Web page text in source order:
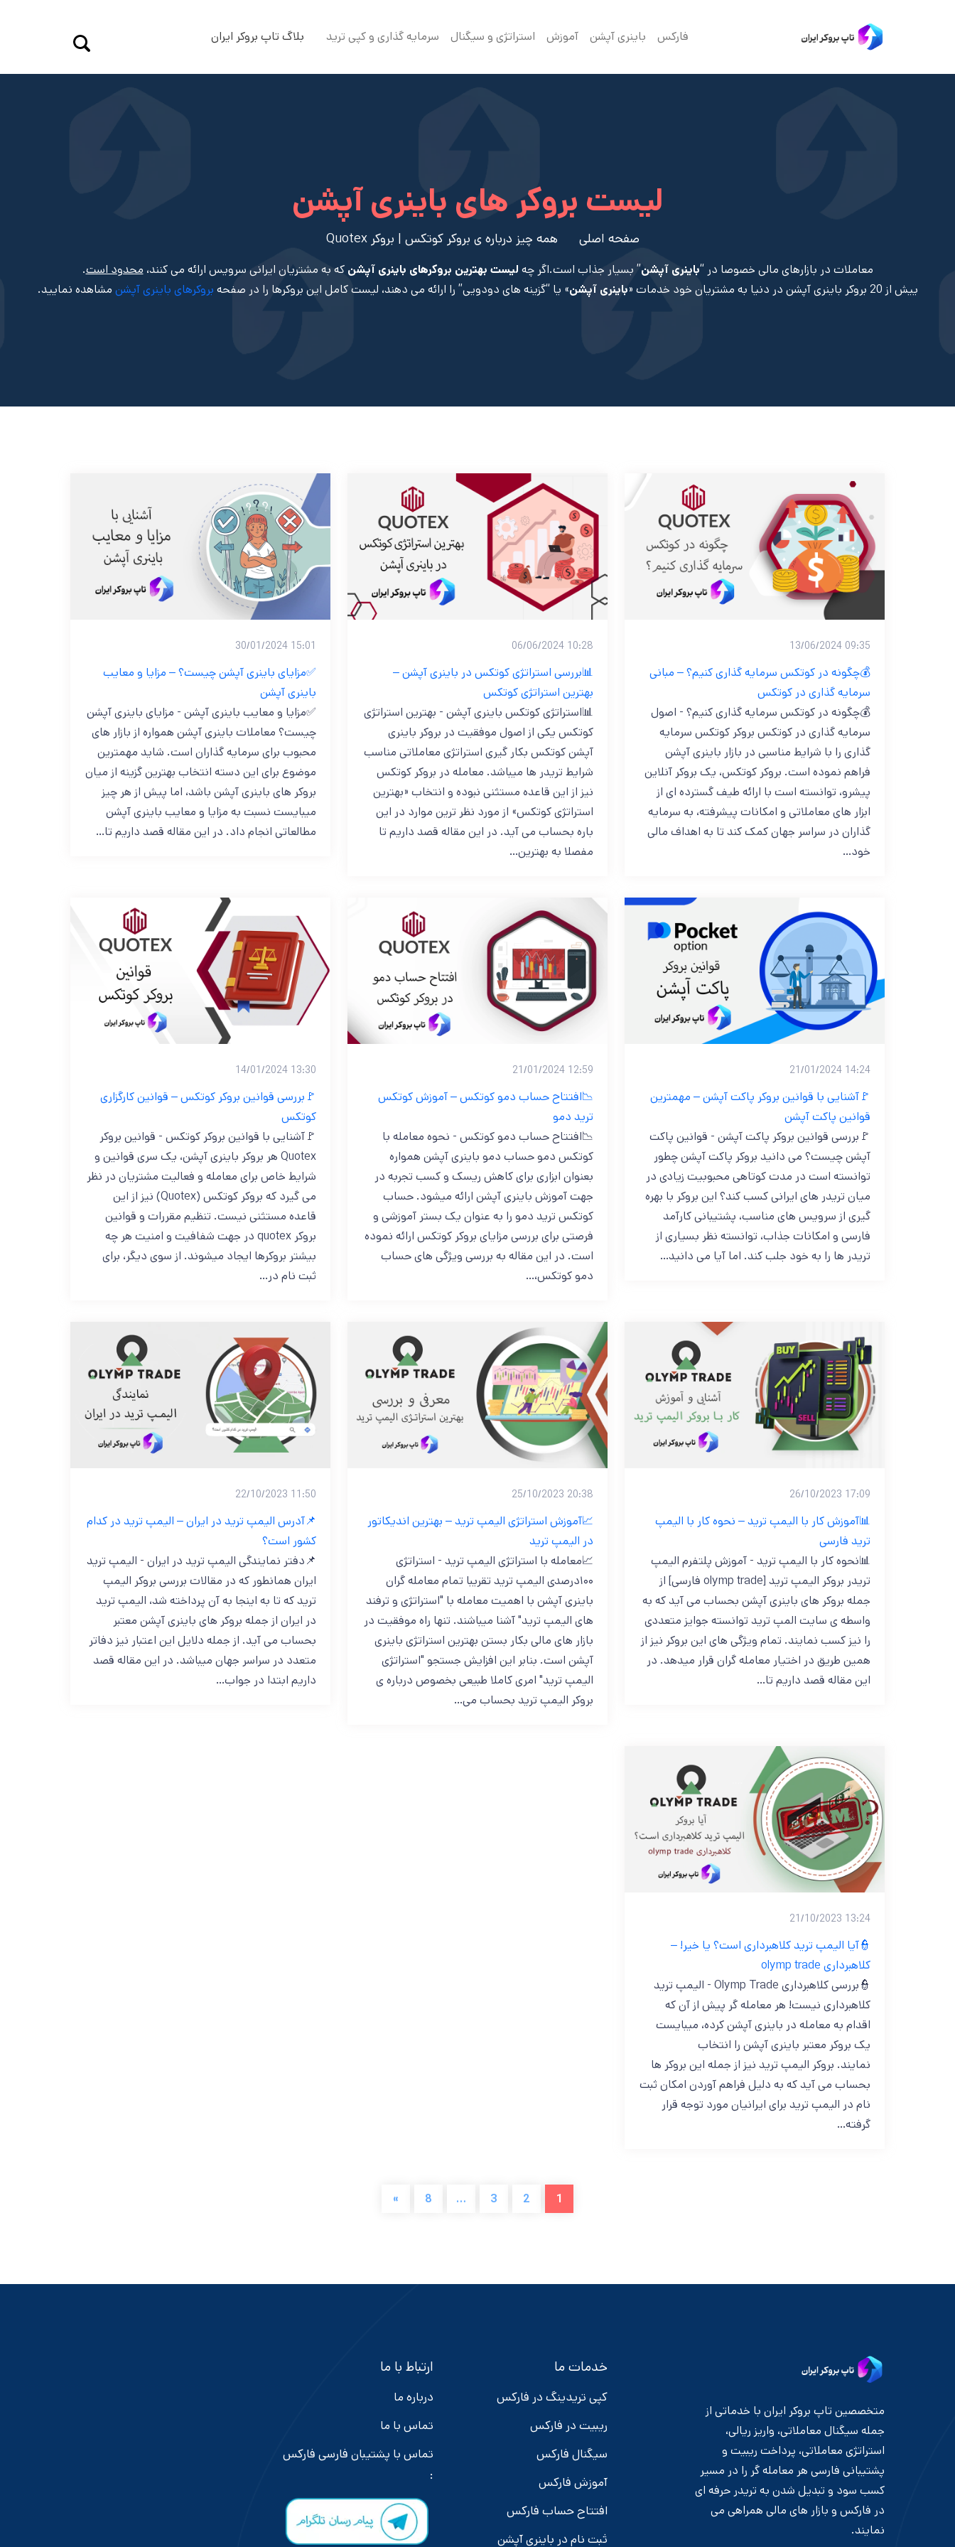
فارکس باینری آپشن آموزش استراتژی و سیگنال سرمایه گذاری و کپی ترید بلاگ تاپ بروکر ایران
لیست بروکر های باینری آپشن
صفحه اصلی همه چیز درباره ی بروکر کوتکس | بروکر Quotex
معاملات در بازارهای مالی خصوصا در “باینری آپشن” بسیار جذاب است.اگر چه لیست بهترین بروکرهای باینری آپشن که به مشتریان ایرانی سرویس ارائه می کنند،محدود است.
ییش از 20 بروکر باینری آپشن در دنیا به مشتریان خود خدمات «
باینری آپشن» یا “گزینه های دودویی” را ارائه می دهند، لیست کامل این بروکرها را در صفحه بروکرهای باینری آپشن مشاهده نمایید.
09:35 13/06/2024
💰چگونه در کوتکس سرمایه گذاری کنیم؟ – مبانی
سرمایه گذاری در کوتکس
💰چگونه در کوتکس سرمایه گذاری کنیم؟ - اصول
سرمایه گذاری در کوتکس بروکر کوتکس سرمایه
گذاری را با شرایط مناسبی در بازار باینری آپشن
فراهم نموده است. بروکر کوتکس، یک بروکر آنلاین
پیشرو، توانسته است با ارائه طیف گسترده ای از
ابزار های معاملاتی و امکانات پیشرفته، به سرمایه
گذاران در سراسر جهان کمک کند تا به اهداف مالی
خود…
10:28 06/06/2024
📊بررسی استراتژی کوتکس در باینری آپشن –
بهترین استراتژی کوتکس
📊استراتژی کوتکس باینری آپشن - بهترین استراتژی
کوتکس یکی از اصول موفقیت در بروکر باینری
آپشن کوتکس بکار گیری استراتژی معاملاتی مناسب
شرایط تریدر ها میباشد. معامله در بروکر کوتکس
نیز از این قاعده مستثنی نبوده و انتخاب «بهترین
استراتژی کوتکس» از مورد نظر ترین موارد در این
باره بحساب می آید. در این مقاله قصد داریم تا
مفصلا به بهترین…
15:01 30/01/2024
✅مزایای باینری آپشن چیست؟ – مزایا و معایب
باینری آپشن
✅مزایا و معایب باینری آپشن - مزایای باینری آپشن
چیست؟ معاملات باینری آپشن همواره از بازار های
محبوب برای سرمایه گذاران است. شاید مهمترین
موضوع برای این دسته انتخاب بهترین گزینه از میان
بروکر های باینری آپشن باشد، اما پیش از هر چیز
میبایست نسبت به مزایا و معایب باینری آپشن
مطالعاتی انجام داد. در این مقاله قصد داریم تا…
14:24 21/01/2024
🚩آشنایی با قوانین بروکر پاکت آپشن – مهمترین
قوانین پاکت آپشن
🚩بررسی قوانین بروکر پاکت آپشن - قوانین پاکت
آپشن چیست؟ می دانید بروکر پاکت آپشن چطور
توانسته است در مدت کوتاهی محبوبیت زیادی در
میان تریدر های ایرانی کسب کند؟ این بروکر با بهره
گیری از سرویس های مناسب، پشتیبانی کارآمد
فارسی و امکانات جذاب، توانسته نظر بسیاری از
تریدر ها را به خود جلب کند. اما آیا می دانید…
12:59 21/01/2024
📉افتتاح حساب دمو کوتکس – آموزش کوتکس
ترید دمو
📉افتتاح حساب دمو کوتکس - نحوه معامله با
کوتکس دمو حساب دمو باینری آپشن همواره
بعنوان ابزاری برای کاهش ریسک و کسب تجربه در
جهت آموزش باینری آپشن ارائه میشود. حساب
کوتکس ترید دمو را به عنوان یک بستر آموزشی و
فرصتی برای بررسی مزایای بروکر کوتکس ارائه نموده
است. در این مقاله به بررسی ویژگی های حساب
دمو کوتکس،…
13:30 14/01/2024
🚩بررسی قوانین بروکر کوتکس – قوانین کارگزاری
کوتکس
🚩آشنایی با قوانین بروکر کوتکس - قوانین بروکر
Quotex هر بروکر باینری آپشن، یک سری قوانین و
شرایط خاص برای معامله و فعالیت مشتریان در نظر
می گیرد که بروکر کوتکس (Quotex) نیز از این
قاعده مستثنی نیست. تنظیم مقررات و قوانین
بروکر quotex در جهت شفافیت و امنیت هر چه
بیشتر بروکرها ایجاد میشوند. از سوی دیگر، برای
ثبت نام در…
17:09 26/10/2023
📊آموزش کار با الیمپ ترید – نحوه کار با الیمپ
ترید فارسی
📊نحوه کار با الیمپ ترید - آموزش پلتفرم الیمپ
تریدر بروکر الیمپ ترید [olymp trade فارسی] از
جمله بروکر های باینری آپشن بحساب می آید که به
واسطه ی سایت المپ ترید توانسته جوایز متعددی
را نیز کسب نمایند. تمام ویژگی های این بروکر نیز از
همین طریق در اختیار معامله گران قرار میدهد. در
این مقاله قصد داریم تا…
20:38 25/10/2023
📈آموزش استراتژی الیمپ ترید – بهترین اندیکاتور
در الیمپ ترید
📈معامله با استراتژی الیمپ ترید - استراتژی
۱۰۰درصدی الیمپ ترید تقریبا تمام معامله گران
باینری آپشن با اهمیت معامله با "استراتژی و ترفند
های الیمپ ترید" آشنا میباشند. تنها راه موفقیت در
بازار های مالی بکار بستن بهترین استراتژی باینری
آپشن است. بنابر این افزایش جستجو "استراتژی
الیمپ ترید" امری کاملا طبیعی بخصوص درباره ی
بروکر الیمپ ترید بحساب می…
11:50 22/10/2023
📌آدرس الیمپ ترید در ایران – الیمپ ترید در کدام
کشور است؟
📌دفتر نمایندگی الیمپ ترید در ایران - الیمپ ترید
ایران همانطور که در مقالات بررسی بروکر الیمپ
ترید که تا به اینجا به آن پرداخته شد، الیمپ ترید
در ایران از جمله بروکر های باینری آپشن معتبر
بحساب می آید. از جمله دلایل این اعتبار نیز دفاتر
متعدد در سراسر جهان میباشد. در این مقاله قصد
داریم ابتدا در جواب…
13:24 21/10/2023
👮آیا الیمپ ترید کلاهبرداری است؟ یا خیر! –
کلاهبرداری olymp trade
👮بررسی کلاهبرداری Olymp Trade - الیمپ ترید
کلاهبرداری نیست! هر معامله گر پیش از آن که
اقدام به معامله در باینری آپشن کرده، میبایست
یک بروکر معتبر باینری آپشن را انتخاب
نمایند. بروکر الیمپ ترید نیز از جمله این بروکر ها
بحساب می آید که به دلیل فراهم آوردن امکان ثبت
نام در الیمپ ترید برای ایرانیان مورد توجه قرار
گرفته…
1
2
3
…
8
»
متخصصین تاپ بروکر ایران با خدماتی از
جمله سیگنال معاملاتی، واریز ریالی،
استراتژی معاملاتی، پرداخت ریبیت و
پشتیبانی فارسی هر معامله گر را در مسیر
کسب سود و تبدیل شدن به تریدر حرفه ای
در فارکس و بازار های مالی همراهی می
نمایند.
خدمات ما
کپی تریدینگ در فارکس
ریبیت در فارکس
سیگنال فارکس
آموزش فارکس
افتتاح حساب فارکس
ثبت نام در باینری آپشن
ارتباط با ما
درباره ما
تماس با ما
تماس با پشتیبان فارسی فارکس
: